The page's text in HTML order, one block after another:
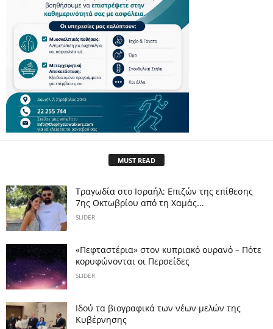
MUST READ
Τραγωδία στο Ισραήλ: Επιζών της επίθεσης
7ης Οκτωβρίου από τη Χαμάς...
SLIDER
«Πεφταστέρια» στον κυπριακό ουρανό – Πότε
κορυφώνονται οι Περσείδες
SLIDER
Ιδού τα βιογραφικά των νέων μελών της
Κυβέρνησης